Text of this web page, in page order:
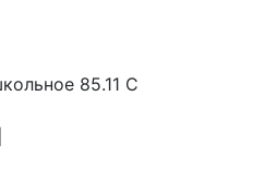
85.11 C